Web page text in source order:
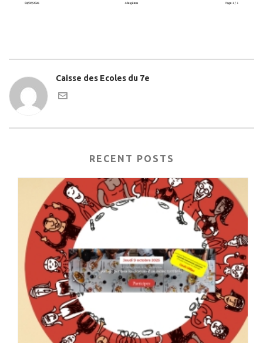
Caisse des Ecoles du 7e
RECENT POSTS